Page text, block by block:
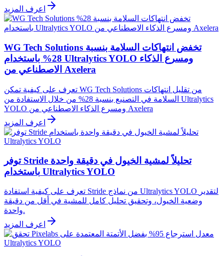
اعرف المزيد
WG Tech Solutions تخفض انتهاكات السلامة بنسبة
28% باستخدام Ultralytics YOLO ومسرع الذكاء
الاصطناعي من Axelera
تعرف على كيفية تمكن WG Tech Solutions من تقليل انتهاكات
السلامة في التصنيع بنسبة 28% من خلال الاستفادة من Ultralytics
YOLO ومسرع الذكاء الاصطناعي من Axelera
اعرف المزيد
توفر Stride تحليلاً لمشية الخيول في دقيقة واحدة
باستخدام Ultralytics YOLO
تعرف على كيفية استفادة Stride من نماذج Ultralytics YOLO لتقدير
وضعية الخيول، وتحقيق تحليل كامل للمشية في أقل من دقيقة
واحدة.
اعرف المزيد